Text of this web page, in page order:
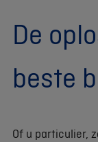
De
beste
Of u particulier,